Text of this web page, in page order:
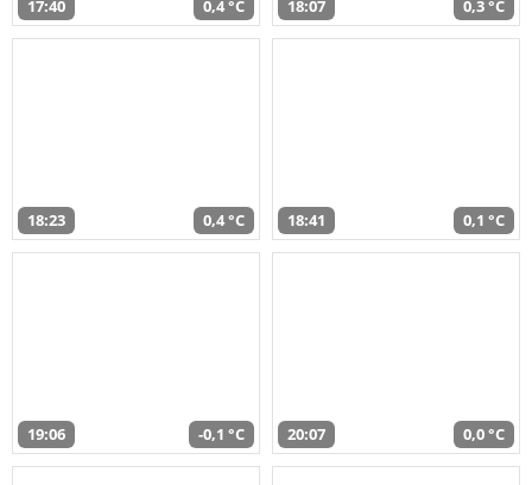
17:40 0,4 °C 18:07 0,3 °C
18:23 0,4 °C 18:41 0,1 °C
19:06 -0,1 °C 20:07 0,0 °C